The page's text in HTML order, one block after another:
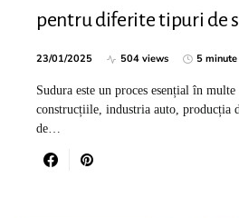
pentru diferite tipuri de
23/01/2025 504 views 5 minute
Sudura este un proces esențial în
construcțiile, industria auto, producția
de…